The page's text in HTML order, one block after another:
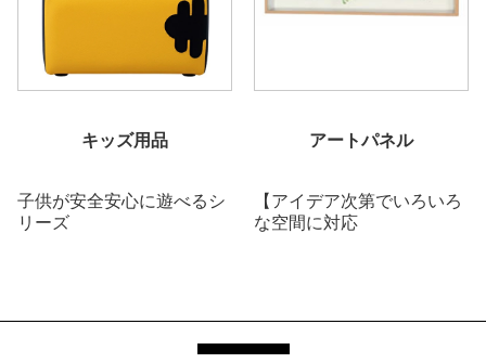
キッズ用品
子供が安全安心に遊べるシ
リーズ
アートパネル
【アイデア次第でいろいろ
な空間に対応